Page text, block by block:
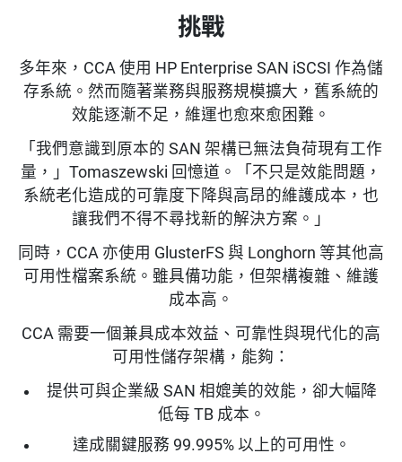
挑戰
多年來，CCA 使用 HP Enterprise SAN iSCSI 作為儲
存系統。然而隨著業務與服務規模擴大，舊系統的
效能逐漸不足，維運也愈來愈困難。
「我們意識到原本的 SAN 架構已無法負荷現有工作
量，」Tomaszewski 回憶道。「不只是效能問題，
系統老化造成的可靠度下降與高昂的維護成本，也
讓我們不得不尋找新的解決方案。」
同時，CCA 亦使用 GlusterFS 與 Longhorn 等其他高
可用性檔案系統。雖具備功能，但架構複雜、維護
成本高。
CCA 需要一個兼具成本效益、可靠性與現代化的高
可用性儲存架構，能夠：
提供可與企業級 SAN 相媲美的效能，卻大幅降
低每 TB 成本。
達成關鍵服務 99.995% 以上的可用性。